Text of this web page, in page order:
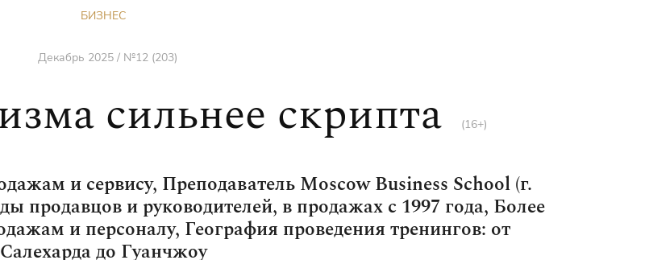
БИЗНЕС
Декабрь 2025 / №12 (203)
сильнее скрипта (16+)
и сервису, Преподаватель Moscow Business School (г.
продавцов и руководителей, в продажах с 1997 года, Более
и персоналу, География проведения тренингов: от
Салехарда до Гуанчжоу